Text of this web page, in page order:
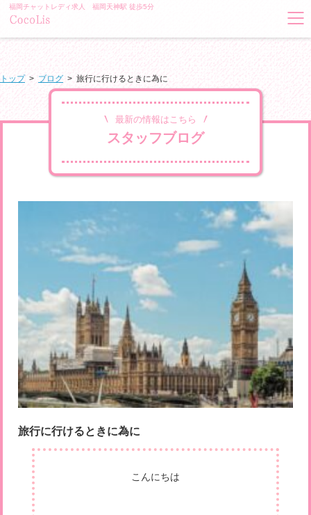
福岡チャットレディ求人 福岡天神駅 徒歩5分
トップ> ブログ > 旅行に行けるときに為に
最新の情報はこちら
スタッフブログ
旅行に行けるときに為に
こんにちは